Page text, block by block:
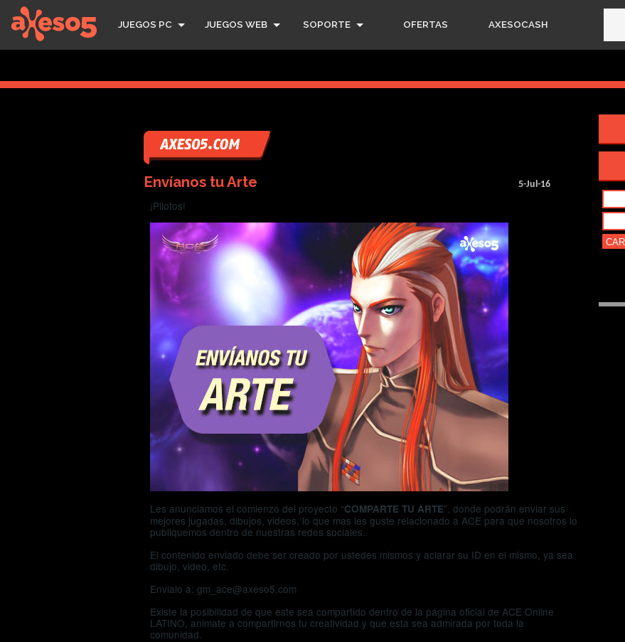
JUEGOS PC JUEGOS WEB SOPORTE OFERTAS AXESOCASH
axeso5
Envíanos tu Arte 5-Jul-16
¡Pilotos!
Les anunciamos el comienzo del proyecto “COMPARTE TU ARTE”, donde podrán enviar sus
mejores jugadas, dibujos, videos, lo que mas les guste relacionado a ACE para que nosotros lo
publiquemos dentro de nuestras redes sociales.
El contenido enviado debe ser creado por ustedes mismos y aclarar su ID en el mismo, ya sea
dibujo, video, etc.
Envialo a: gm_ace@axeso5.com
Existe la posibilidad de que este sea compartido dentro de la página oficial de ACE Online
LATINO, animate a compartirnos tu creatividad y que esta sea admirada por toda la
comunidad.